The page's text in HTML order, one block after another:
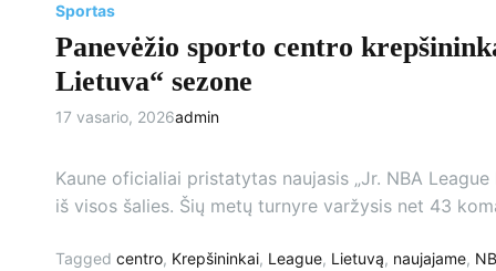
Sportas
Panevėžio sporto centro
Lietuva“ sezone
17 vasario, 2026admin
Kaune oficialiai pristatytas naujasis „Jr. NBA
iš visos šalies. Šių metų turnyre varžysis net 43
Tagged centro, Krepšininkai, League, Lietuvą, naujajame,